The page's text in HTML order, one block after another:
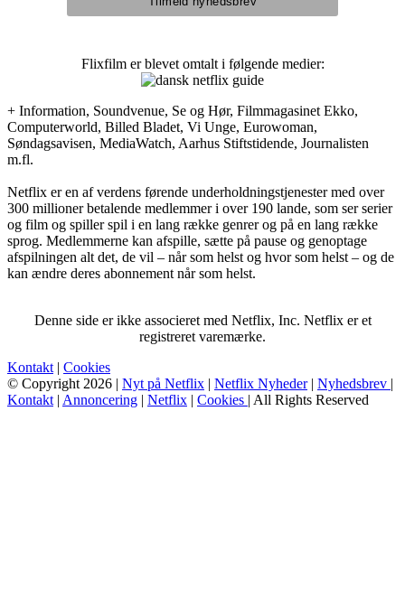
Flixfilm er blevet omtalt i følgende medier:
+ Information, Soundvenue, Se og Hør, Filmmagasinet Ekko,
Computerworld, Billed Bladet, Vi Unge, Eurowoman,
Søndagsavisen, MediaWatch, Aarhus Stiftstidende, Journalisten
m.fl.
Netflix er en af verdens førende underholdningstjenester med over
300 millioner betalende medlemmer i over 190 lande, som ser serier
og film og spiller spil i en lang række genrer og på en lang række
sprog. Medlemmerne kan afspille, sætte på pause og genoptage
afspilningen alt det, de vil – når som helst og hvor som helst – og de
kan ændre deres abonnement når som helst.
Denne side er ikke associeret med Netflix, Inc. Netflix er et
registreret varemærke.
Kontakt | Cookies
© Copyright 2026 | Nyt på Netflix | Netflix Nyheder| Nyhedsbrev |
Kontakt | Annoncering | Netflix | Cookies | All Rights Reserved